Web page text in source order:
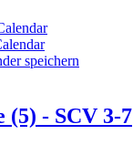
speichern
(5) - SCV 3-7